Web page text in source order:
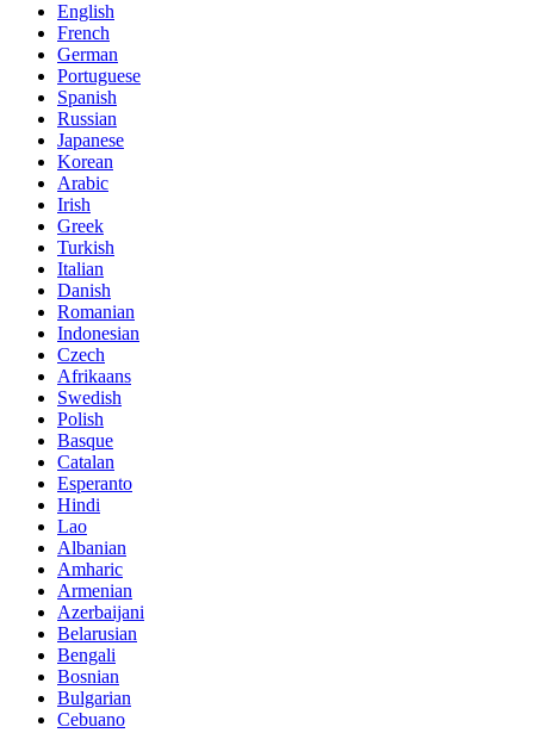
English
French
German
Portuguese
Spanish
Russian
Japanese
Korean
Arabic
Irish
Greek
Turkish
Italian
Danish
Romanian
Indonesian
Czech
Afrikaans
Swedish
Polish
Basque
Catalan
Esperanto
Hindi
Lao
Albanian
Amharic
Armenian
Azerbaijani
Belarusian
Bengali
Bosnian
Bulgarian
Cebuano